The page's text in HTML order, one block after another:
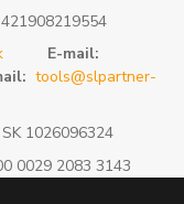
E-mail:
tools@slpartner-
SK 1026096324
0029 2083 3143